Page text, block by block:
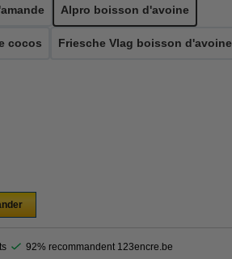
Alpro boisson d'avoine
cocos Friesche Vlag boisson d'avoine
92% recommandent 123encre.be